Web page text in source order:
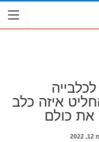
איזה כלב
את כולם